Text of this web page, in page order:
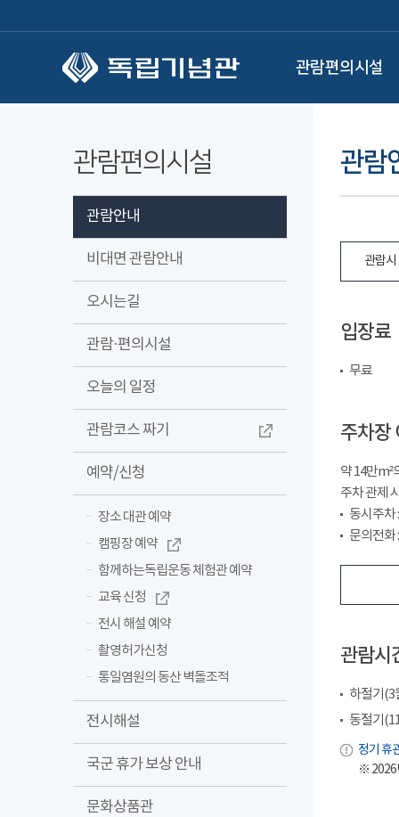
관람편의시설
관람편의시설
관람안내
비대면 관람안내
오시는길
관람·편의시설
오늘의 일정
관람코스 짜기
예약/신청
장소 대관 예약
캠핑장 예약
함께하는독립운동 체험관 예약
교육 신청
전시 해설 예약
촬영허가신청
통일염원의 동산 벽돌조적
전시해설
국군 휴가 보상 안내
문화상품관
관람
관람
입장료
무료
주차장
약 14만m²
주차 관제
동시주차
문의전화
관람시
하절기(3
동절기
정기 휴
※ 2026